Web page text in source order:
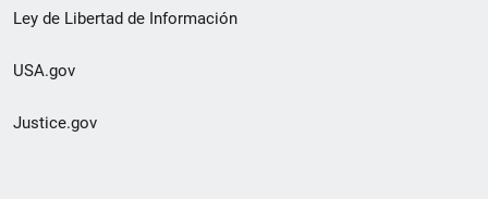
Ley de Libertad de Información
USA.gov
Justice.gov